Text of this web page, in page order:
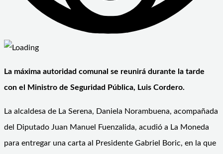
La máxima autoridad comunal se reunirá durante la tarde
con el Ministro de Seguridad Pública, Luis Cordero.
La alcaldesa de La Serena, Daniela Norambuena, acompañada
del Diputado Juan Manuel Fuenzalida, acudió a La Moneda
para entregar una carta al Presidente Gabriel Boric, en la que